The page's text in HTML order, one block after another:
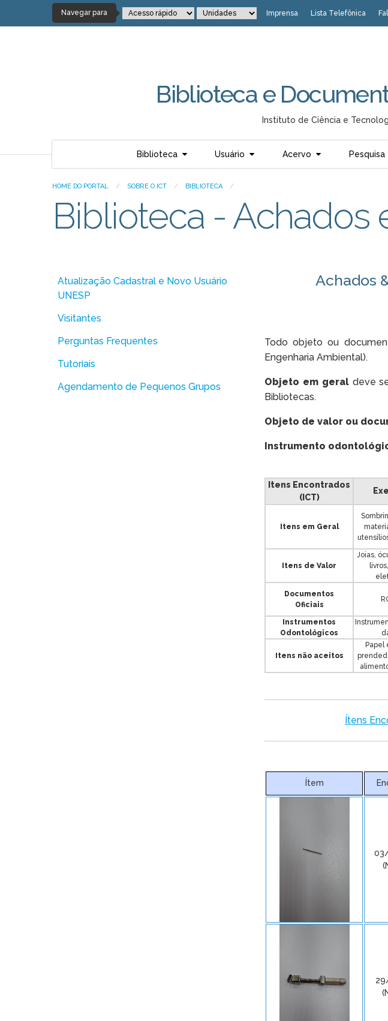
Navegar para Imprensa Lista Telefônica
Biblioteca e
Instituto de Ciência e
Biblioteca Usuário Acervo Pesquisa
HOME DO PORTAL / SOBRE O ICT / BIBLIOTECA/
Biblioteca - Achados
Atualização Cadastral e Novo Usuário
UNESP
Visitantes
Perguntas Frequentes
Tutoriais
Agendamento de Pequenos Grupos
Achados
Todo objeto ou
Engenharia Ambiental).
Objeto em geraldeve
Bibliotecas.
Objeto de valor ou
Instrumento
Itens Encontrados
(ICT)
Itens em Geral
Itens de Valor
Joias,
Documentos
Oficiais
Instrumentos
Odontológicos
Itens não aceitos
Papel
Ítens
Ítem